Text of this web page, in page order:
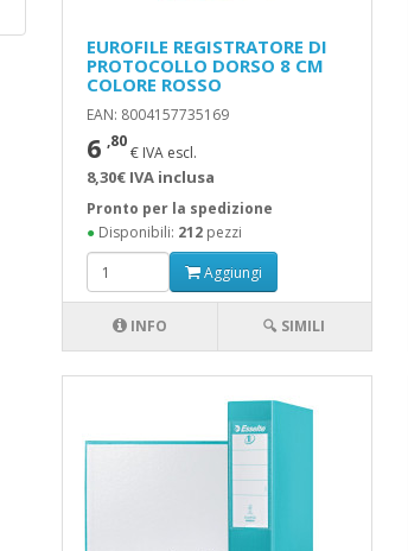
EUROFILE REGISTRATORE DI
PROTOCOLLO DORSO 8 CM
COLORE ROSSO
EAN: 8004157735169
6 ,80
€ IVA escl.
8,30€ IVA inclusa
Pronto per la spedizione
●Disponibili: 212pezzi
Aggiungi
INFO 🔍 SIMILI